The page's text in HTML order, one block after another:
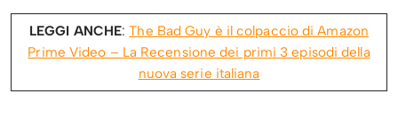
LEGGI ANCHE:The Bad Guy è il colpaccio di Amazon
Prime Video – La Recensione dei primi 3 episodi della
nuova serie italiana